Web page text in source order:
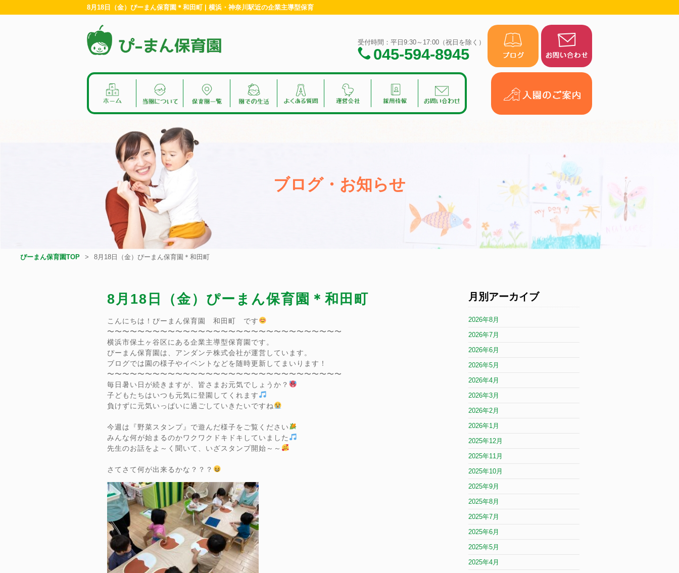
8月18日（金）ぴーまん保育園＊和田町 | 横浜・神奈川駅近の企業主導型保育
受付時間：平日9:30～17:00（祝日を除く）
045-594-8945
ブログ・お知らせ
ぴーまん保育園TOP 8月18日（金）ぴーまん保育園＊和田町
8月18日（金）ぴーまん保育園＊和田町
こんにちは！ぴーまん保育園 和田町 です
〜〜〜〜〜〜〜〜〜〜〜〜〜〜〜〜〜〜〜〜〜〜〜〜〜〜〜〜〜〜〜
横浜市保土ヶ谷区にある企業主導型保育園です。
ぴーまん保育園は、アンダンテ株式会社が運営しています。
ブログでは園の様子やイベントなどを随時更新してまいります！
〜〜〜〜〜〜〜〜〜〜〜〜〜〜〜〜〜〜〜〜〜〜〜〜〜〜〜〜〜〜〜
毎日暑い日が続きますが、皆さまお元気でしょうか？
子どもたちはいつも元気に登園してくれます
負けずに元気いっぱいに過ごしていきたいですね
今週は『野菜スタンプ』で遊んだ様子をご覧ください
みんな何が始まるのかワクワクドキドキしていました
先生のお話をよ～く聞いて、いざスタンプ開始～～
さてさて何が出来るかな？？？
月別アーカイブ
2026年8月
2026年7月
2026年6月
2026年5月
2026年4月
2026年3月
2026年2月
2026年1月
2025年12月
2025年11月
2025年10月
2025年9月
2025年8月
2025年7月
2025年6月
2025年5月
2025年4月